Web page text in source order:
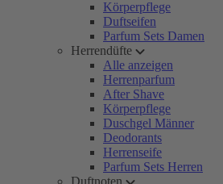
Körperpflege
Duftseifen
Parfum Sets Damen
Herrendüfte
Alle anzeigen
Herrenparfum
After Shave
Körperpflege
Duschgel Männer
Deodorants
Herrenseife
Parfum Sets Herren
Duftnoten